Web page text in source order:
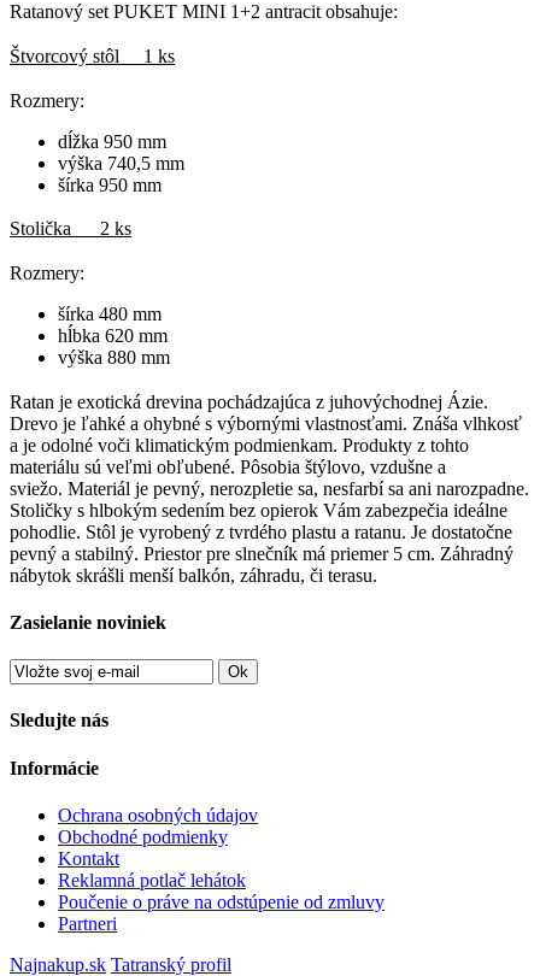
Ratanový set PUKET MINI 1+2 antracit obsahuje:
Štvorcový stôl 1 ks
Rozmery:
dĺžka 950 mm
výška 740,5 mm
šírka 950 mm
Stolička 2 ks
Rozmery:
šírka 480 mm
hĺbka 620 mm
výška 880 mm
Ratan je exotická drevina pochádzajúca z juhovýchodnej Ázie.
Drevo je ľahké a ohybné s výbornými vlastnosťami. Znáša vlhkosť
a je odolné voči klimatickým podmienkam. Produkty z tohto
materiálu sú veľmi obľubené. Pôsobia štýlovo, vzdušne a
sviežo. Materiál je pevný, nerozpletie sa, nesfarbí sa ani narozpadne.
Stoličky s hlbokým sedením bez opierok Vám zabezpečia ideálne
pohodlie. Stôl je vyrobený z tvrdého plastu a ratanu. Je dostatočne
pevný a stabilný. Priestor pre slnečník má priemer 5 cm. Záhradný
nábytok skrášli menší balkón, záhradu, či terasu.
Zasielanie noviniek
Ok
Sledujte nás
Informácie
Ochrana osobných údajov
Obchodné podmienky
Kontakt
Reklamná potlač lehátok
Poučenie o práve na odstúpenie od zmluvy
Partneri
Najnakup.sk Tatranský profil